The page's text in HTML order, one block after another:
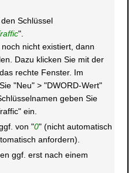
Schlüssel
".
nicht existiert, dann
Dazu klicken Sie mit der
rechte Fenster. Im
"Neu" > "DWORD-Wert"
geben Sie
ein.
von "0" (nicht automatisch
anfordern).
ggf. erst nach einem